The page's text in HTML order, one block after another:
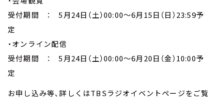
受付期間 ： 5月24日（土）00:00～6月15日（日）23:59予
定
・オンライン配信
受付期間 ： 5月24日（土）00:00～6月20日（金）10:00予
定
お申し込み等、詳しくはTBSラジオイベントページをご覧